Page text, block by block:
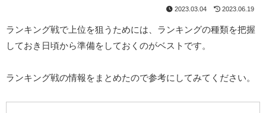
2023.03.04 2023.06.19
ランキング戦で上位を狙うためには、ランキングの種類を把握
しておき日頃から準備をしておくのがベストです。
ランキング戦の情報をまとめたので参考にしてみてください。